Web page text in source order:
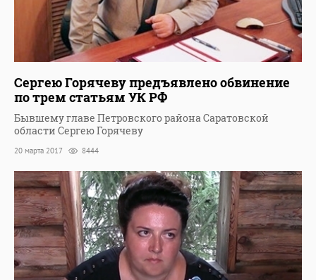
Сергею Горячеву предъявлено обвинение
по трем статьям УК РФ
Бывшему главе Петровского района Саратовской
области Сергею Горячеву
20 марта 2017 8444